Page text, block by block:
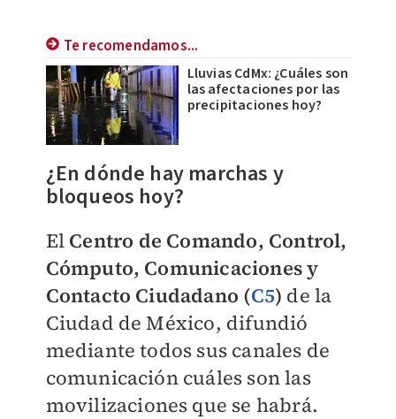
Te recomendamos...
Lluvias CdMx: ¿Cuáles son
las afectaciones por las
precipitaciones hoy?
¿En dónde hay marchas y
bloqueos hoy?
El Centro de Comando, Control,
Cómputo, Comunicaciones y
Contacto Ciudadano (C5) de la
Ciudad de México, difundió
mediante todos sus canales de
comunicación cuáles son las
movilizaciones que se habrá.